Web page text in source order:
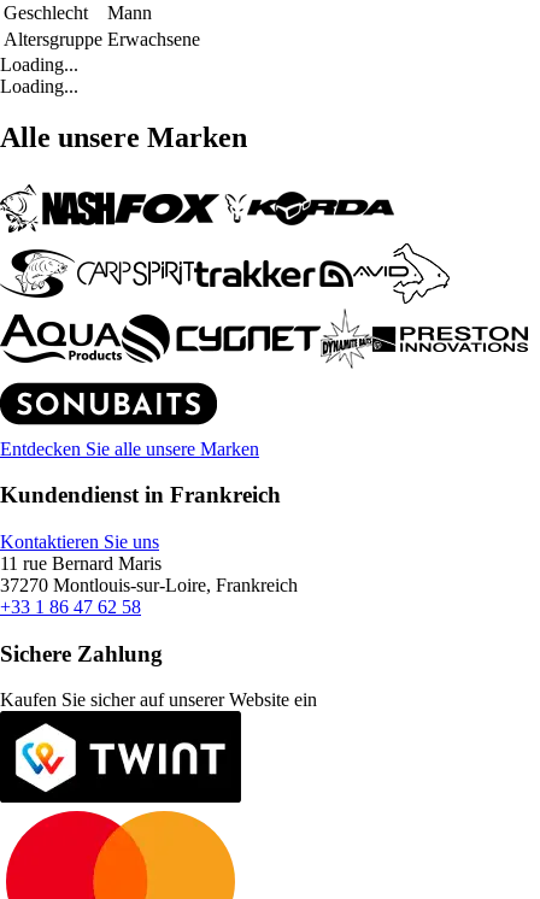
Geschlecht
Mann
Altersgruppe Erwachsene
Loading...
Loading...
Alle unsere Marken
Entdecken Sie alle unsere Marken
Kundendienst in Frankreich
Kontaktieren Sie uns
11 rue Bernard Maris
37270 Montlouis-sur-Loire, Frankreich
+33 1 86 47 62 58
Sichere Zahlung
Kaufen Sie sicher auf unserer Website ein